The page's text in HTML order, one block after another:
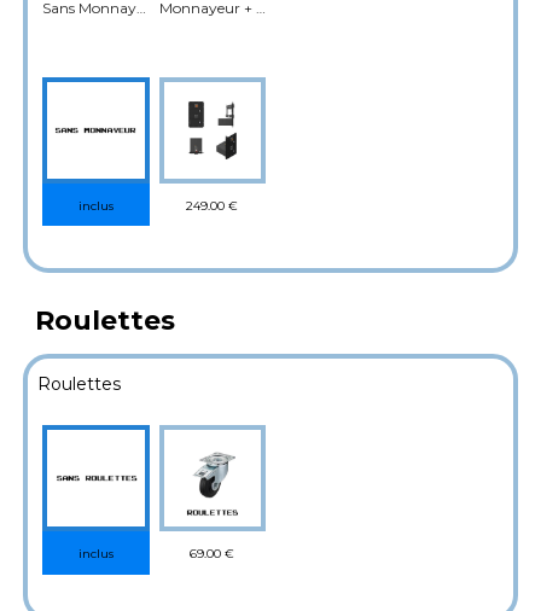
inclus 249.00 €
Roulettes
Roulettes
inclus 69.00 €